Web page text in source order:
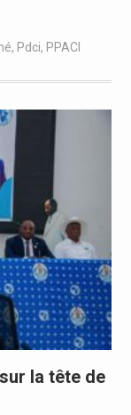
, Pdci, PPACI
la tête de